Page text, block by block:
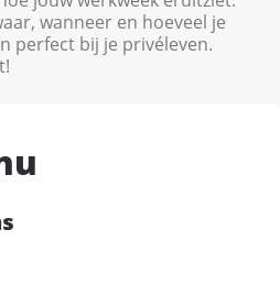
wanneer en hoeveel je
perfect bij je privéleven.